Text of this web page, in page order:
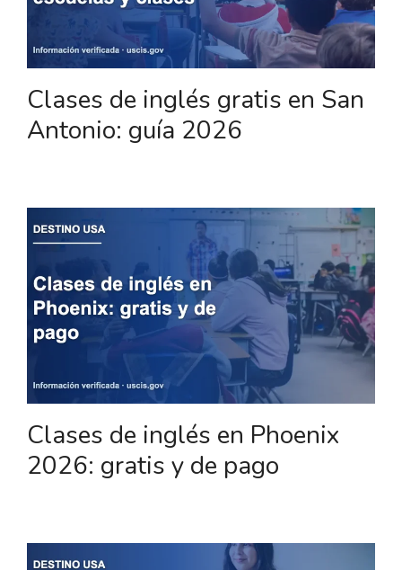
Clases de inglés gratis en San
Antonio: guía 2026
Clases de inglés en Phoenix
2026: gratis y de pago